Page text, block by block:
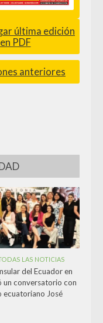
última edición
en PDF
anteriores
LAS NOTICIAS
del Ecuador en
un conversatorio con
ecuatoriano José